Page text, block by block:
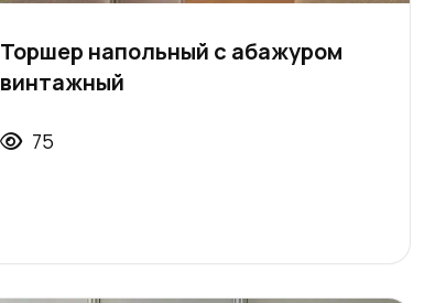
Торшер напольный с абажуром
винтажный
75